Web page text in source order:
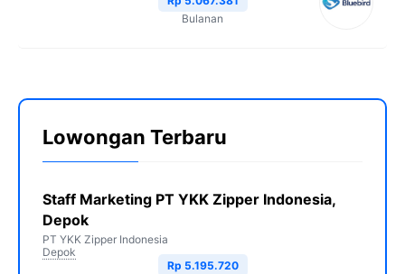
Bulanan
Lowongan Terbaru
Staff Marketing PT YKK Zipper Indonesia,
Depok
PT YKK Zipper Indonesia
Depok
Rp 5.195.720